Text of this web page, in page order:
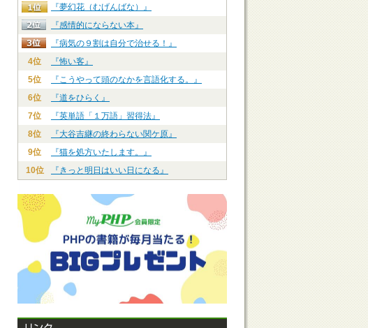
『夢幻花（むげんばな）』
『感情的にならない本』
『病気の９割は自分で治せる！』
4位
『怖い客』
5位
『こうやって頭のなかを言語化する。』
6位
『道をひらく』
7位
『英単語「１万語」習得法』
8位
『大谷吉継の終わらない関ケ原』
9位
『猫を処方いたします。』
10位
『きっと明日はいい日になる』